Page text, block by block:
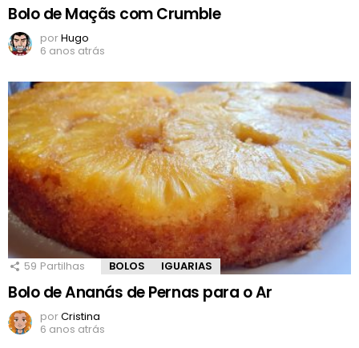
Bolo de Maçãs com Crumble
porHugo
6 anos atrás
59 Partilhas BOLOS IGUARIAS
Bolo de Ananás de Pernas para o Ar
porCristina
6 anos atrás